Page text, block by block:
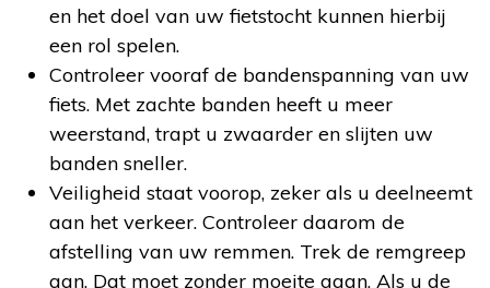
en het doel van uw fietstocht kunnen hierbij
een rol spelen.
Controleer vooraf de bandenspanning van uw
fiets. Met zachte banden heeft u meer
weerstand, trapt u zwaarder en slijten uw
banden sneller.
Veiligheid staat voorop, zeker als u deelneemt
aan het verkeer. Controleer daarom de
afstelling van uw remmen. Trek de remgreep
aan. Dat moet zonder moeite gaan. Als u de